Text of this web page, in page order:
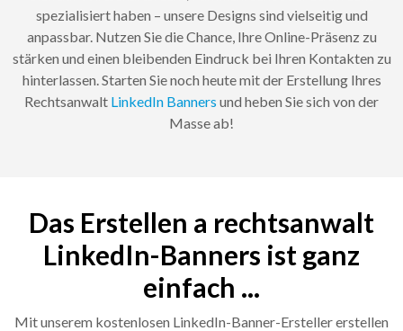
spezialisiert haben – unsere Designs sind vielseitig und
anpassbar. Nutzen Sie die Chance, Ihre Online-Präsenz zu
stärken und einen bleibenden Eindruck bei Ihren Kontakten zu
hinterlassen. Starten Sie noch heute mit der Erstellung Ihres
Rechtsanwalt LinkedIn Banners und heben Sie sich von der
Masse ab!
Das Erstellen a rechtsanwalt
LinkedIn-Banners ist ganz
einfach ...
Mit unserem kostenlosen LinkedIn-Banner-Ersteller erstellen